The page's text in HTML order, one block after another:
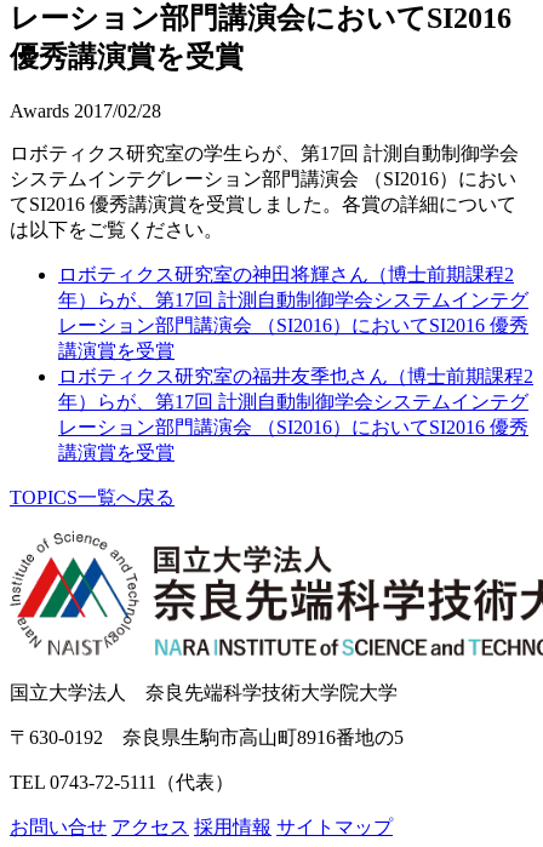
レーション部門講演会においてSI2016
優秀講演賞を受賞
Awards 2017/02/28
ロボティクス研究室の学生らが、第17回 計測自動制御学会
システムインテグレーション部門講演会 （SI2016）におい
てSI2016 優秀講演賞を受賞しました。各賞の詳細について
は以下をご覧ください。
ロボティクス研究室の神田将輝さん（博士前期課程2
年）らが、第17回 計測自動制御学会システムインテグ
レーション部門講演会 （SI2016）においてSI2016 優秀
講演賞を受賞
ロボティクス研究室の福井友季也さん（博士前期課程2
年）らが、第17回 計測自動制御学会システムインテグ
レーション部門講演会 （SI2016）においてSI2016 優秀
講演賞を受賞
TOPICS一覧へ戻る
国立大学法人 奈良先端科学技術大学院大学
〒630-0192 奈良県生駒市高山町8916番地の5
TEL 0743-72-5111（代表）
お問い合せ アクセス 採用情報 サイトマップ